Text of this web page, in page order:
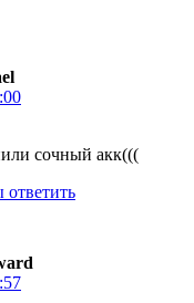
сочный акк(((